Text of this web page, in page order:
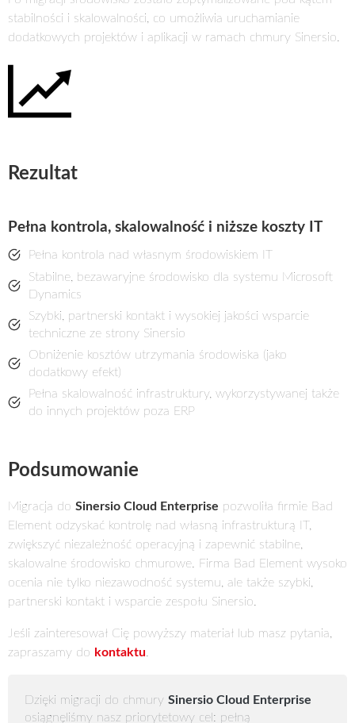
stabilności i skalowalności, co umożliwia uruchamianie
dodatkowych projektów i aplikacji w ramach chmury Sinersio.
Rezultat
Pełna kontrola, skalowalność i niższe koszty IT
Pełna kontrola nad własnym środowiskiem IT
Stabilne, bezawaryjne środowisko dla systemu Microsoft
Dynamics
Szybki, partnerski kontakt i wysokiej jakości wsparcie
techniczne ze strony Sinersio
Obniżenie kosztów utrzymania środowiska (jako
dodatkowy efekt)
Pełna skalowalność infrastruktury, wykorzystywanej także
do innych projektów poza ERP
Podsumowanie
Migracja do Sinersio Cloud Enterprise pozwoliła firmie Bad
Element odzyskać kontrolę nad własną infrastrukturą IT,
zwiększyć niezależność operacyjną i zapewnić stabilne,
skalowalne środowisko chmurowe. Firma Bad Element wysoko
ocenia nie tylko niezawodność systemu, ale także szybki,
partnerski kontakt i wsparcie zespołu Sinersio.
Jeśli zainteresował Cię powyższy materiał lub masz pytania,
zapraszamy do kontaktu
Dzięki migracji do chmurySinersio Cloud Enterprise
osiągnęliśmy nasz priorytetowy cel: pełną